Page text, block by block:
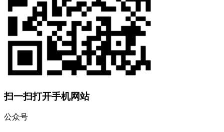
扫一扫打开手机网站
公众号